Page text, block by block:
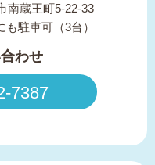
南蔵王町5-22-33
駐車可（3台）
わせ
7387